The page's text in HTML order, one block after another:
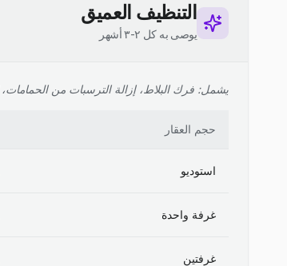
التنظيف العميق
يوصى به كل ٢-٣ أشهر
يشمل: فرك البلاط، إزالة الترسبات من الحمامات،
حجم العقار
استوديو
غرفة واحدة
غرفتين